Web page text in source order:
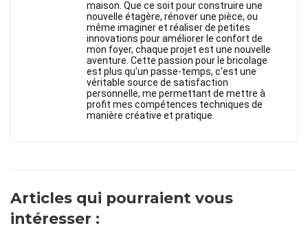
maison. Que ce soit pour construire une
nouvelle étagère, rénover une pièce, ou
même imaginer et réaliser de petites
innovations pour améliorer le confort de
mon foyer, chaque projet est une nouvelle
aventure. Cette passion pour le bricolage
est plus qu'un passe-temps, c'est une
véritable source de satisfaction
personnelle, me permettant de mettre à
profit mes compétences techniques de
manière créative et pratique.
Articles qui pourraient vous
intéresser :